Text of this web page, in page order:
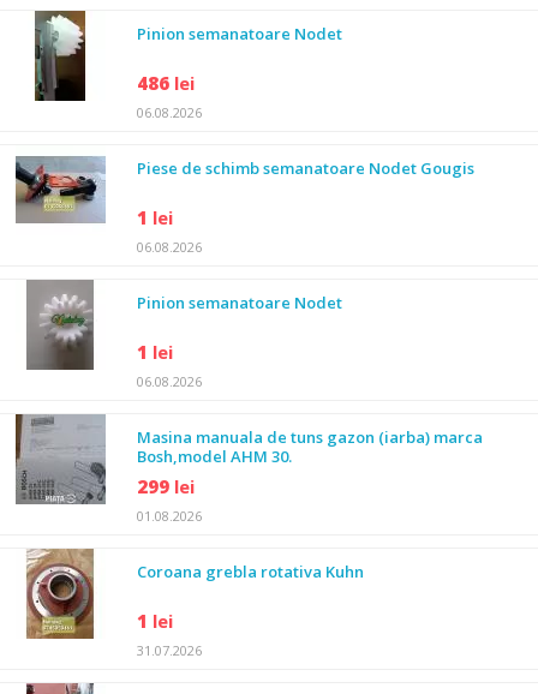
Pinion semanatoare Nodet
486 lei
06.08.2026
Piese de schimb semanatoare Nodet Gougis
1 lei
06.08.2026
Pinion semanatoare Nodet
1 lei
06.08.2026
Masina manuala de tuns gazon (iarba) marca
Bosh,model AHM 30.
299 lei
01.08.2026
Coroana grebla rotativa Kuhn
1 lei
31.07.2026